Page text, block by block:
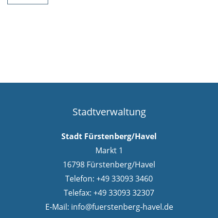
Stadtverwaltung
Stadt Fürstenberg/Havel
Markt 1
16798 Fürstenberg/Havel
Telefon: +49 33093 3460
Telefax: +49 33093 32307
E-Mail: info@fuerstenberg-havel.de